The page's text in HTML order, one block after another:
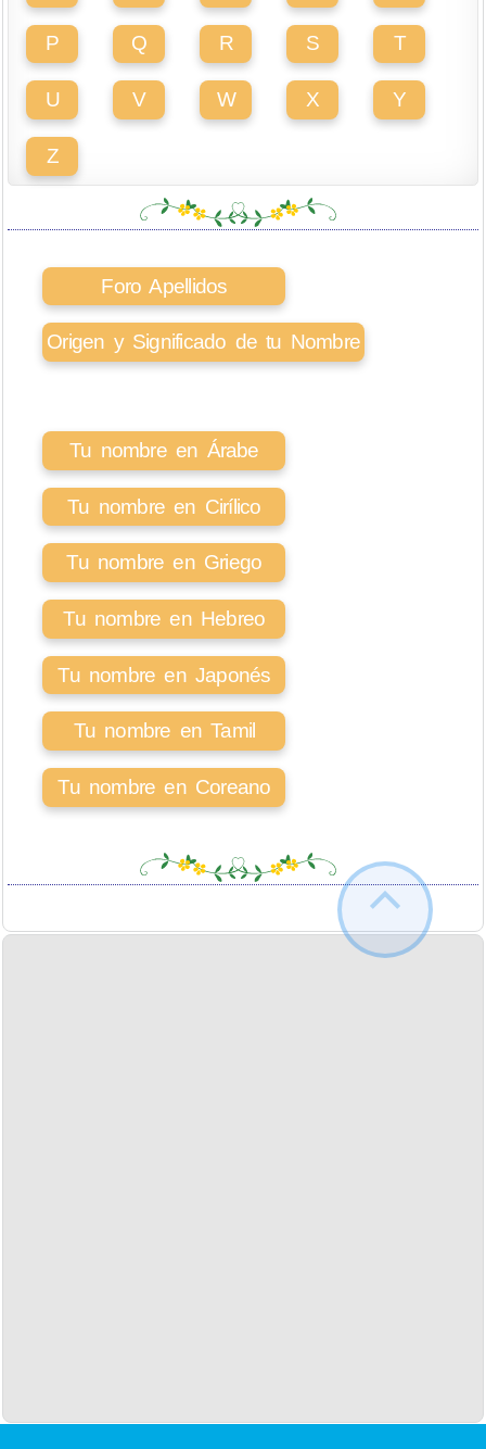
P Q R S T
U V W X Y
Z
Foro Apellidos
Origen y Significado de tu Nombre
Tu nombre en Árabe
Tu nombre en Cirílico
Tu nombre en Griego
Tu nombre en Hebreo
Tu nombre en Japonés
Tu nombre en Tamil
Tu nombre en Coreano